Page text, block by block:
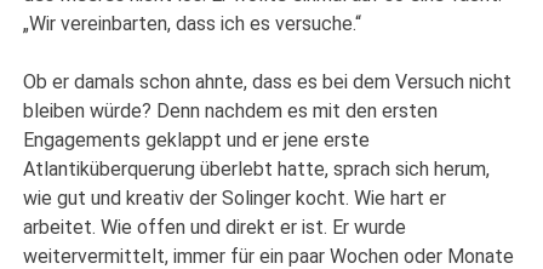
„Wir vereinbarten, dass ich es versuche.“
Ob er damals schon ahnte, dass es bei dem Versuch nicht
bleiben würde? Denn nachdem es mit den ersten
Engagements geklappt und er jene erste
Atlantiküberquerung überlebt hatte, sprach sich herum,
wie gut und kreativ der Solinger kocht. Wie hart er
arbeitet. Wie offen und direkt er ist. Er wurde
weitervermittelt, immer für ein paar Wochen oder Monate